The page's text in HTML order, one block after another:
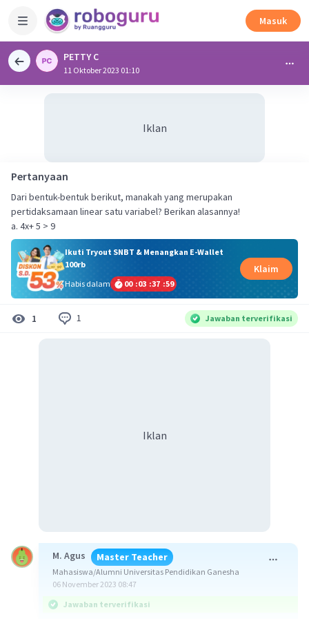
Masuk
PETTY C
11 Oktober 2023 01:10
Iklan
Pertanyaan
Dari bentuk-bentuk berikut, manakah yang merupakan
pertidaksamaan linear satu variabel? Berikan alasannya!
a. 4x+ 5 > 9
Ikuti Tryout SNBT & Menangkan E-Wallet
100rb
Habis dalam
00 :03 :37 :59
Klaim
1 1 Jawaban terverifikasi
Iklan
M. Agus Master Teacher
Mahasiswa/Alumni Universitas Pendidikan Ganesha
06 November 2023 08:47
Jawaban terverifikasi